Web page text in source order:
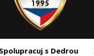
Spolupracuj s Dedrou